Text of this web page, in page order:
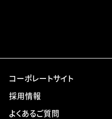
コーポレートサイト
採用情報
よくあるご質問